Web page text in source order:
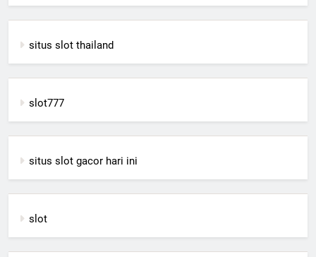
situs slot thailand
slot777
situs slot gacor hari ini
slot